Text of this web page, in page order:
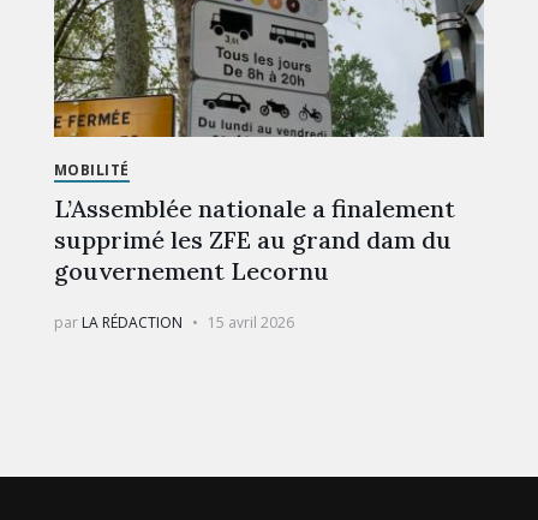
MOBILITÉ
L’Assemblée nationale a finalement
supprimé les ZFE au grand dam du
gouvernement Lecornu
par LA RÉDACTION 15 avril 2026